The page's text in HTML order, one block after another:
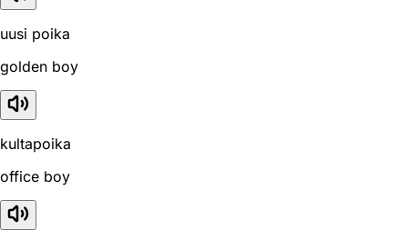
uusi poika
golden boy
kultapoika
office boy